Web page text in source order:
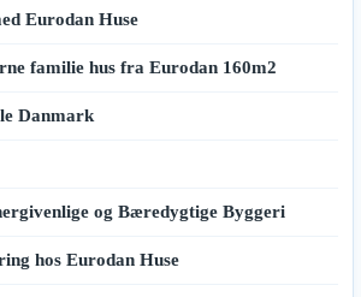
Eurodan Huse
familie hus fra Eurodan 160m2
Danmark
og Bæredygtige Byggeri
hos Eurodan Huse